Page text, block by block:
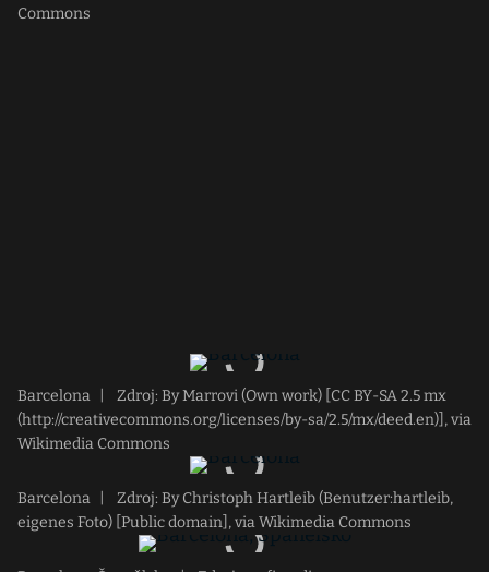
Commons
Barcelona
Zdroj: By Marrovi (Own work) [CC BY-SA 2.5 mx
(http://creativecommons.org/licenses/by-sa/2.5/mx/deed.en)], via
Wikimedia Commons
Barcelona
Zdroj: By Christoph Hartleib (Benutzer:hartleib,
eigenes Foto) [Public domain], via Wikimedia Commons